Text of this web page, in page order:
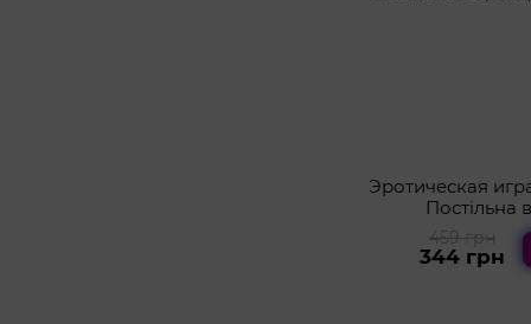
Эротическая
Постільна
459 грн
344 грн